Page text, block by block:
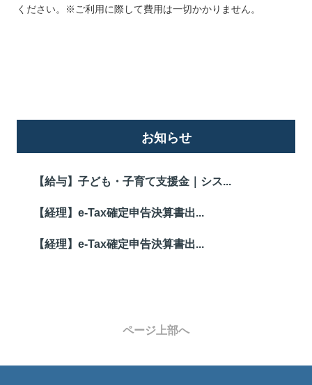
ください。※ご利用に際して費用は一切かかりません。
お知らせ
【給与】子ども・子育て支援金｜シス...
【経理】e-Tax確定申告決算書出...
【経理】e-Tax確定申告決算書出...
ページ上部へ